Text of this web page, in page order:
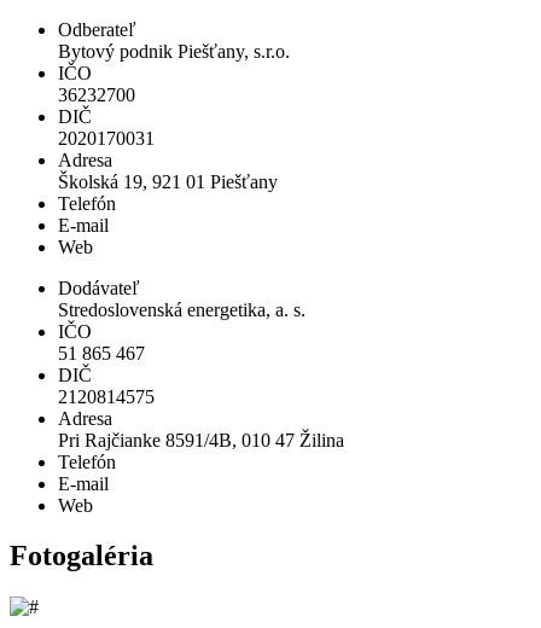
Odberateľ
Bytový podnik Piešťany, s.r.o.
IČO
36232700
DIČ
2020170031
Adresa
Školská 19, 921 01 Piešťany
Telefón
E-mail
Web
Dodávateľ
Stredoslovenská energetika, a. s.
IČO
51 865 467
DIČ
2120814575
Adresa
Pri Rajčianke 8591/4B, 010 47 Žilina
Telefón
E-mail
Web
Fotogaléria